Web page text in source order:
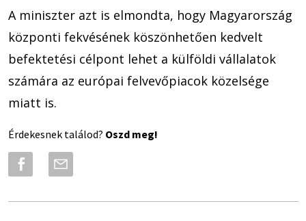
A miniszter azt is elmondta, hogy Magyarország
központi fekvésének köszönhetően kedvelt
befektetési célpont lehet a külföldi vállalatok
számára az európai felvevőpiacok közelsége
miatt is.
Érdekesnek találod? Oszd meg!